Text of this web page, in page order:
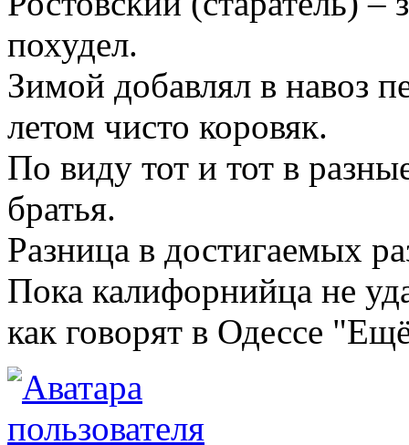
похудел.
Зимой добавлял в навоз
летом чисто коровяк.
По виду тот и тот в
братья.
Разница в достигаемых
Пока калифорнийца не
как говорят в Одессе